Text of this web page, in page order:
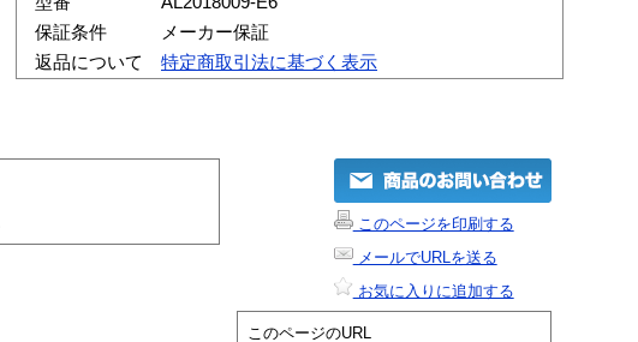
保証条件
メーカー保証
返品について
特定商取引法に基づく表示
このページを印刷する
メールでURLを送る
お気に入りに追加する
このページのURL